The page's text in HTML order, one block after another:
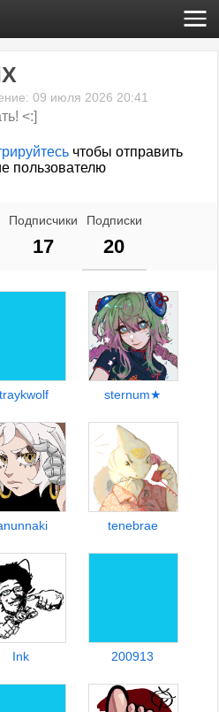
09 июля 2026 20:41
<:]
чтобы отправить
пользователю
Подписчики
17
Подписки
20
sternum★
tenebrae
Ink 200913